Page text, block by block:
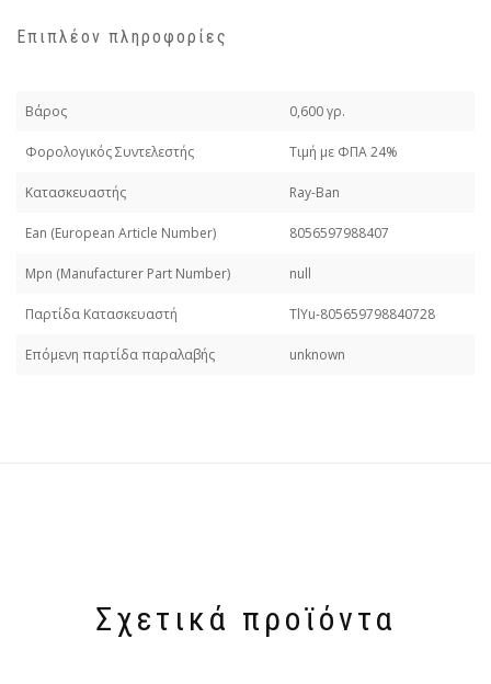
Επιπλέον πληροφορίες
Βάρος 0,600 γρ.
Φορολογικός Συντελεστής Τιμή με ΦΠΑ 24%
Κατασκευαστής Ray-Ban
Εan (European Article Number) 8056597988407
Mpn (Manufacturer Part Number) null
Παρτίδα Κατασκευαστή TlYu-805659798840728
Επόμενη παρτίδα παραλαβής unknown
Σχετικά προϊόντα